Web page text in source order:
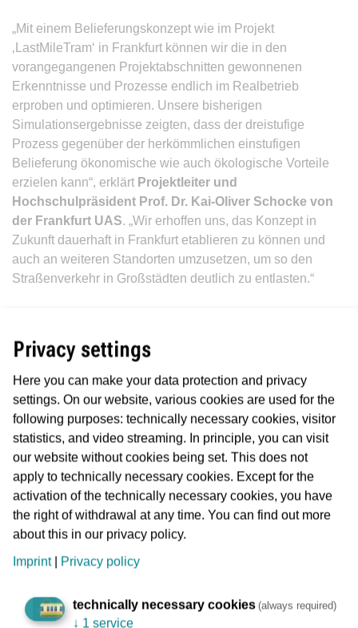
„Mit einem Belieferungskonzept wie im Projekt
‚LastMileTram‘ in Frankfurt können wir die in den
vorangegangenen Projektabschnitten gewonnenen
Erkenntnisse und Prozesse endlich im Realbetrieb
erproben und optimieren. Unsere bisherigen
Simulationsergebnisse zeigten, dass der dreistufige
Prozess gegenüber der herkömmlichen einstufigen
Belieferung ökonomische wie auch ökologische Vorteile
erzielen kann“, erklärt Projektleiter und
Hochschulpräsident Prof. Dr. Kai-Oliver Schocke von
der Frankfurt UAS. „Wir erhoffen uns, das Konzept in
Zukunft dauerhaft in Frankfurt etablieren zu können und
auch an weiteren Standorten umzusetzen, um so den
Straßenverkehr in Großstädten deutlich zu entlasten.“
Kaweh Mansoori, Hessischer Minister für Wirtschaft,
Energie, Verkehr, Wohnen und ländlichen Raum
anlässlich des Projektstarts: „Ich freue mich, dass mit der
Gütertram in Frankfurt der Probebetrieb jetzt starten kann.
Es ist wichtig, dass wir alle Optionen prüfen, um eine
stadtverträgliche Logistik auf den Weg zu bringen.
Gemeinsam mit den Projektpartnern können wir hier
Machbarkeit, Praxistauglichkeit und Skalierbarkeit der
Gütertram im Probebetrieb gut testen und anschließend
evaluieren.“
essentiell“, sagtWolfgang Siefert, Mobilitätsdezernent
Stadt Frankfurt am Main
Privacy settings
Here you can make your data protection and privacy
settings. On our website, various cookies are used for the
following purposes: technically necessary cookies, visitor
statistics, and video streaming. In principle, you can visit
our website without cookies being set. This does not
apply to technically necessary cookies. Except for the
activation of the technically necessary cookies, you have
the right of withdrawal at any time. You can find out more
about this in our privacy policy.
Imprint| Privacy policy
technically necessary cookies (always required)
↓ 1 service